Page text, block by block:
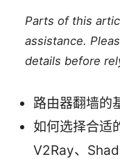
Parts of this
assistance.
details before
路由器翻墙的
如何选择合适
V2Ray、